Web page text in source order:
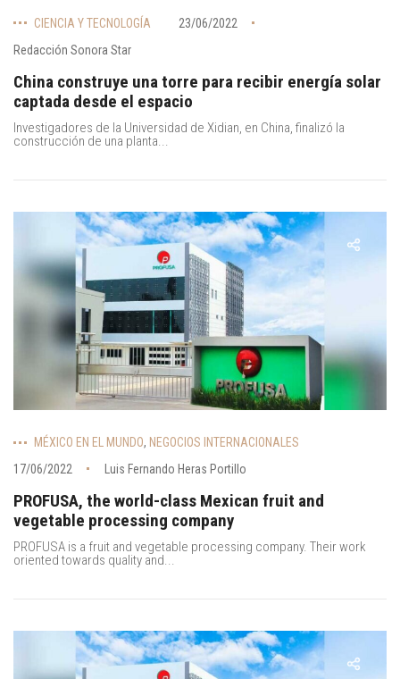
CIENCIA Y TECNOLOGÍA
23/06/2022
Redacción Sonora Star
China construye una torre para recibir energía solar
captada desde el espacio
Investigadores de la Universidad de Xidian, en China, finalizó la
construcción de una planta...
MÉXICO EN EL MUNDO, NEGOCIOS INTERNACIONALES
17/06/2022
Luis Fernando Heras Portillo
PROFUSA, the world-class Mexican fruit and
vegetable processing company
PROFUSA is a fruit and vegetable processing company. Their work
oriented towards quality and...